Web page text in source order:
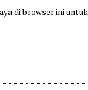
di browser ini